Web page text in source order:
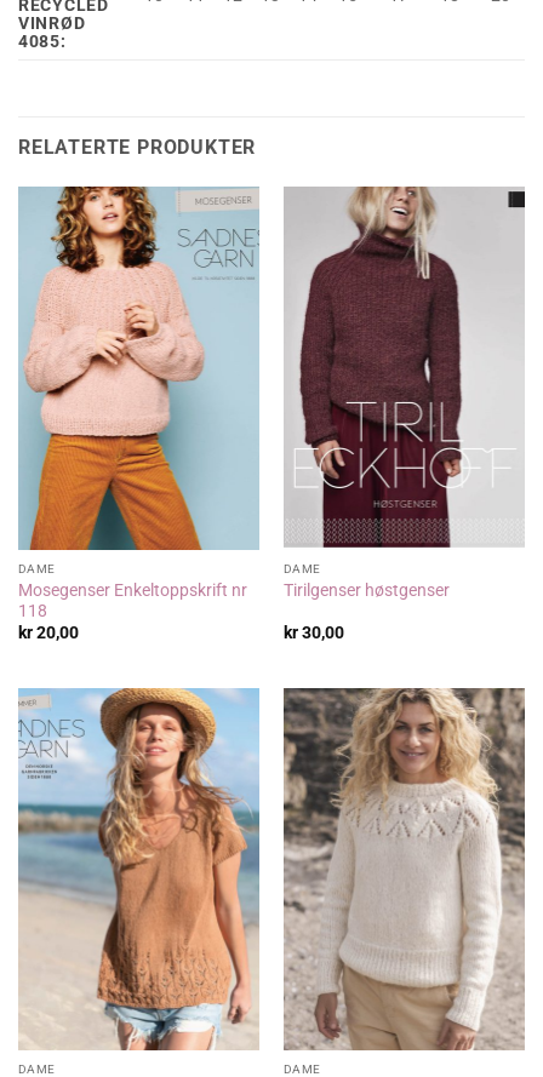
RECYCLED
VINRØD
4085:
RELATERTE PRODUKTER
DAME
Mosegenser Enkeltoppskrift nr
118
kr20,00
DAME
Tirilgenser høstgenser
kr30,00
DAME DAME